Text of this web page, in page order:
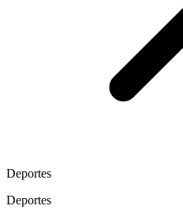
Deportes
Deportes